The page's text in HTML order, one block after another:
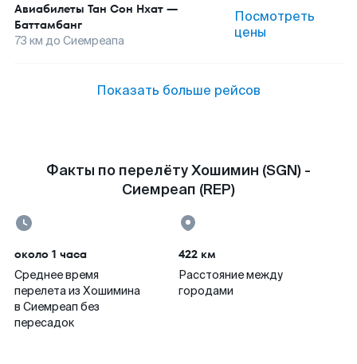
Авиабилеты Тан Сон Нхат —
Баттамбанг
73 км до Сиемреапа
Посмотреть
цены
Показать больше рейсов
Факты по перелёту Хошимин (SGN) -
Сиемреап (REP)
около 1 часа
Среднее время
перелета из Хошимина
в Сиемреап без
пересадок
422 км
Расстояние между
городами